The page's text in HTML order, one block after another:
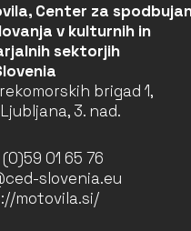
Center za
v kulturnih in
sektorjih
brigad 1,
3. nad.
01 65 76
slovenia.eu
motovila.si/